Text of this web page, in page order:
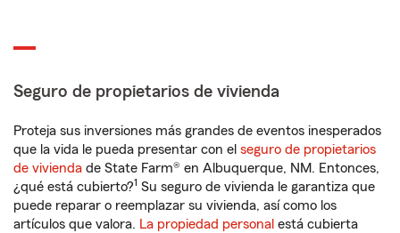
Seguro de propietarios de vivienda
Proteja sus inversiones más grandes de eventos inesperados
que la vida le pueda presentar con el seguro de propietarios
de vivienda de State Farm® en Albuquerque, NM. Entonces,
¿qué está cubierto?1 Su seguro de vivienda le garantiza que
puede reparar o reemplazar su vivienda, así como los
artículos que valora. La propiedad personal está cubierta